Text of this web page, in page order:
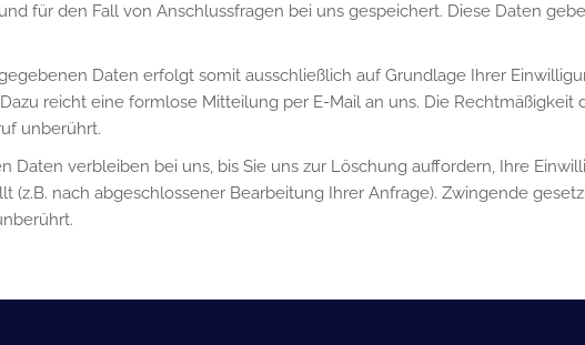
für den Fall von Anschlussfragen bei uns gespeichert. Diese Daten
Daten erfolgt somit ausschließlich auf Grundlage Ihrer
reicht eine formlose Mitteilung per E-Mail an uns. Die Rechtmäßigkeit
unberührt.
verbleiben bei uns, bis Sie uns zur Löschung auffordern, Ihre
nach abgeschlossener Bearbeitung Ihrer Anfrage). Zwingende